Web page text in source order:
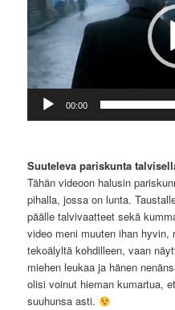
00:00
Suuteleva pariskunta
Tähän videoon halusin
pihalla, jossa on lunta.
päälle talvivaatteet sekä
video meni muuten ihan
tekoälyltä kohdilleen, vaan
miehen leukaa ja hänen
olisi voinut hieman kumartua,
suuhunsa asti.